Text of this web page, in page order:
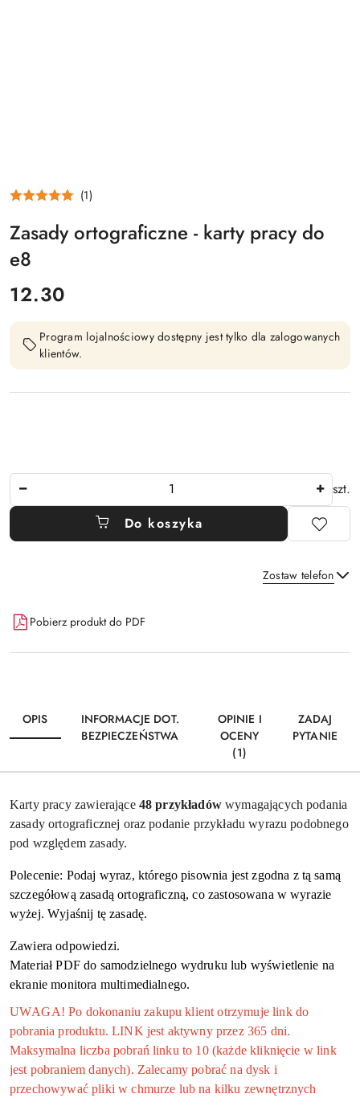
(1)
Zasady ortograficzne - karty pracy do
e8
cena:
12.30
Program lojalnościowy dostępny jest tylko dla zalogowanych
klientów.
szt.
Do koszyka
Zostaw telefon
Dostępność
i
dostawa
Pobierz produkt do PDF
OPIS
INFORMACJE DOT.
BEZPIECZEŃSTWA
OPINIE I
OCENY
(1)
ZADAJ
PYTANIE
Karty pracy zawierające 48 przykładówwymagających podania
zasady ortograficznej oraz podanie przykładu wyrazu podobnego
pod względem zasady.
Polecenie: Podaj wyraz, którego pisownia jest zgodna z tą samą
szczegółową zasadą ortograficzną, co zastosowana w wyrazie
wyżej. Wyjaśnij tę zasadę.
Zawiera odpowiedzi.
Materiał PDF do samodzielnego wydruku lub wyświetlenie na
ekranie monitora multimedialnego.
UWAGA! Po dokonaniu zakupu klient otrzymuje link do
pobrania produktu. LINK jest aktywny przez 365 dni.
Maksymalna liczba pobrań linku to 10 (każde kliknięcie w link
jest pobraniem danych). Zalecamy pobrać na dysk i
przechowywać pliki w chmurze lub na kilku zewnętrznych